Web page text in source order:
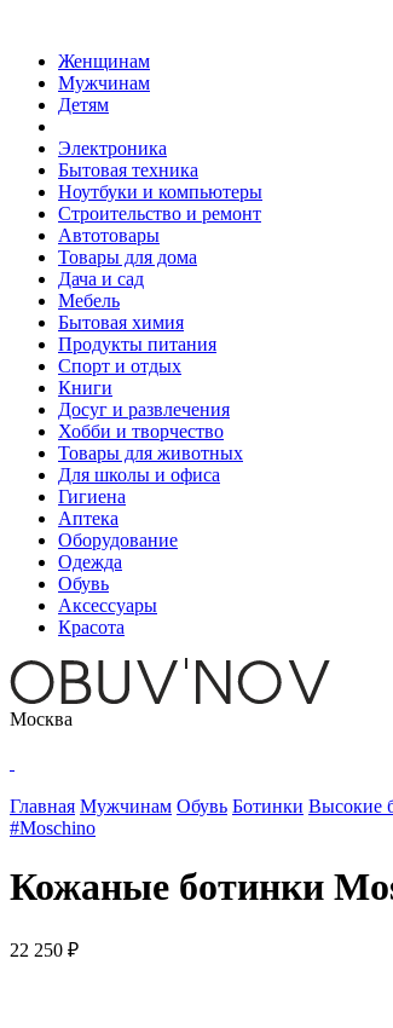
Женщинам
Мужчинам
Детям
Электроника
Бытовая техника
Ноутбуки и компьютеры
Строительство и ремонт
Автотовары
Товары для дома
Дача и сад
Мебель
Бытовая химия
Продукты питания
Спорт и отдых
Книги
Досуг и развлечения
Хобби и творчество
Товары для животных
Для школы и офиса
Гигиена
Аптека
Оборудование
Одежда
Обувь
Аксессуары
Красота
Москва
Главная Мужчинам Обувь Ботинки Высокие
#Moschino
Кожаные ботинки
22 250 ₽